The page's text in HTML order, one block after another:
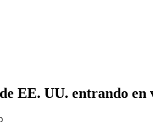
EE. UU. entrando en